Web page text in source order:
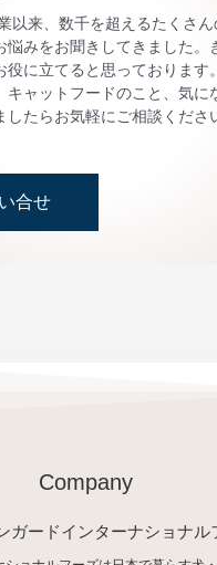
以来、数千を超えるたくさん
悩みをお聞きしてきました。
役に立てると思っております
キャットフードのこと、気に
したらお気軽にご相談くださ
合せ
Company
ガードインターナショナル